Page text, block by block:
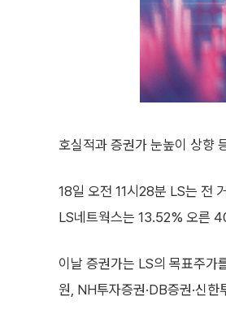
호실적과 증권가 눈높이 상향
18일 오전 11시28분 LS는 전
LS네트웍스는 13.52% 오른
이날 증권가는 LS의 목표주
원, NH투자증권·DB증권·신